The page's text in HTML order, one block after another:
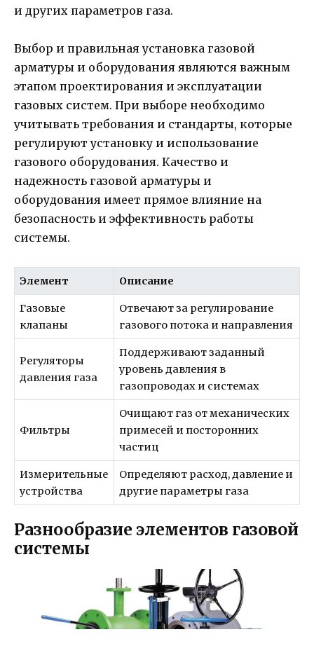
и других параметров газа.
Выбор и правильная установка газовой
арматуры и оборудования являются важным
этапом проектирования и эксплуатации
газовых систем. При выборе необходимо
учитывать требования и стандарты, которые
регулируют установку и использование
газового оборудования. Качество и
надежность газовой арматуры и
оборудования имеет прямое влияние на
безопасность и эффективность работы
системы.
Элемент Описание
Газовые
клапаны
Отвечают за регулирование
газового потока и направления
Регуляторы
давления газа
Поддерживают заданный
уровень давления в
газопроводах и системах
Фильтры
Очищают газ от механических
примесей и посторонних
частиц
Измерительные
устройства
Определяют расход, давление и
другие параметры газа
Разнообразие элементов газовой
системы